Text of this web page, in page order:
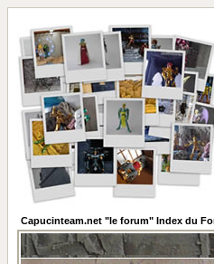
Capucinteam.net "le forum" Index du